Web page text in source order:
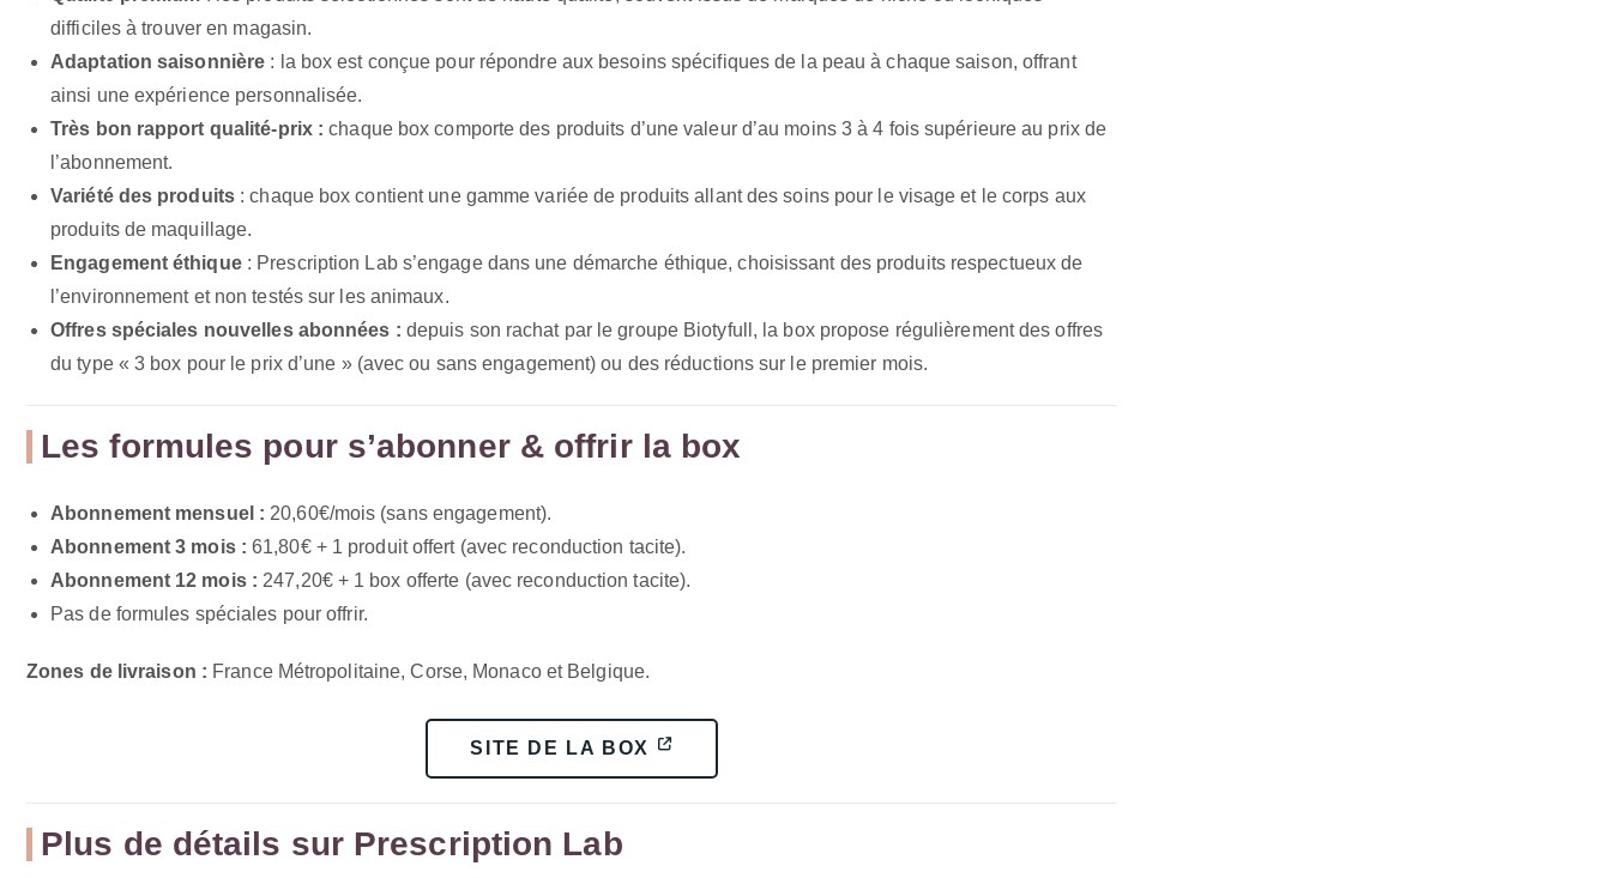
difficiles à trouver en magasin.
Adaptation saisonnière : la box est conçue pour répondre aux besoins spécifiques de la peau à chaque saison, offrant
ainsi une expérience personnalisée.
Très bon rapport qualité-prix : chaque box comporte des produits d’une valeur d’au moins 3 à 4 fois supérieure au prix de
l’abonnement.
Variété des produits : chaque box contient une gamme variée de produits allant des soins pour le visage et le corps aux
produits de maquillage.
Engagement éthique: Prescription Lab s’engage dans une démarche éthique, choisissant des produits respectueux de
l’environnement et non testés sur les animaux.
Offres spéciales nouvelles abonnées : depuis son rachat par le groupe Biotyfull, la box propose régulièrement des offres
du type « 3 box pour le prix d’une » (avec ou sans engagement) ou des réductions sur le premier mois.
Les formules pour s’abonner & offrir la box
Abonnement mensuel : 20,60€/mois (sans engagement).
Abonnement 3 mois : 61,80€ + 1 produit offert (avec reconduction tacite).
Abonnement 12 mois : 247,20€ + 1 box offerte (avec reconduction tacite).
Pas de formules spéciales pour offrir.
Zones de livraison : France Métropolitaine, Corse, Monaco et Belgique.
SITE DE LA BOX
Plus de détails sur Prescription Lab